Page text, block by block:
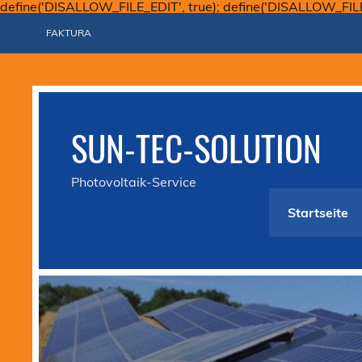
define('DISALLOW_FILE_EDIT', true);
FAKTURA
SUN-TEC-SOLUTION
Photovoltaik-Service
Startseite